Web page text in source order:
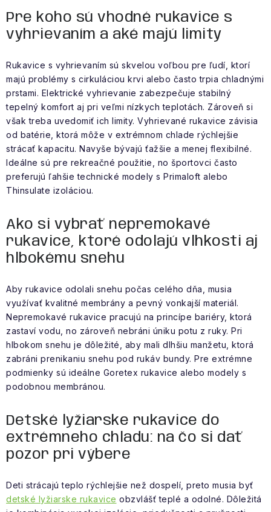
Pre koho sú vhodné rukavice s
vyhrievaním a aké majú limity
Rukavice s vyhrievaním sú skvelou voľbou pre ľudí, ktorí
majú problémy s cirkuláciou krvi alebo často trpia chladnými
prstami. Elektrické vyhrievanie zabezpečuje stabilný
tepelný komfort aj pri veľmi nízkych teplotách. Zároveň si
však treba uvedomiť ich limity. Vyhrievané rukavice závisia
od batérie, ktorá môže v extrémnom chlade rýchlejšie
strácať kapacitu. Navyše bývajú ťažšie a menej flexibilné.
Ideálne sú pre rekreačné použitie, no športovci často
preferujú ľahšie technické modely s Primaloft alebo
Thinsulate izoláciou.
Ako si vybrať nepremokavé
rukavice, ktoré odolajú vlhkosti aj
hlbokému snehu
Aby rukavice odolali snehu počas celého dňa, musia
využívať kvalitné membrány a pevný vonkajší materiál.
Nepremokavé rukavice pracujú na princípe bariéry, ktorá
zastaví vodu, no zároveň nebráni úniku potu z ruky. Pri
hlbokom snehu je dôležité, aby mali dlhšiu manžetu, ktorá
zabráni prenikaniu snehu pod rukáv bundy. Pre extrémne
podmienky sú ideálne Goretex rukavice alebo modely s
podobnou membránou.
Detské lyžiarske rukavice do
extrémneho chladu: na čo si dať
pozor pri výbere
Deti strácajú teplo rýchlejšie než dospelí, preto musia byť
detské lyžiarske rukavice obzvlášť teplé a odolné. Dôležitá